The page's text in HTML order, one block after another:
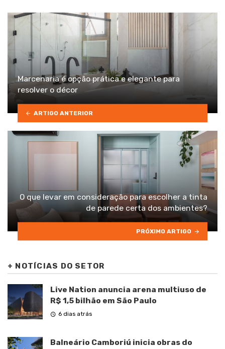
Marcenaria é opção prática e elegante para
resolver o décor
ARTIGO ANTERIOR
O que levar em consideração para escolher a tinta
de parede certa dos ambientes?
PRÓXIMO ARTIGO
+ NOTÍCIAS DO SETOR
Live Nation anuncia arena multiuso de
R$ 1,5 bilhão em São Paulo
6 dias atrás
Balneário Camboriú inicia obras do